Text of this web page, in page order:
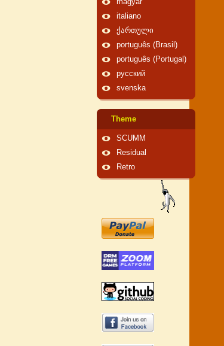
magyar
italiano
ქართული
português (Brasil)
português (Portugal)
русский
svenska
Theme
SCUMM
Residual
Retro